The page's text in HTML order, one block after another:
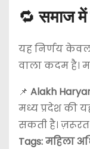
🔁समाज
यह निर्णय
वाला कदम है।
📌 Alakh
मध्य प्रदेश की
सकती है।
Tags: महिला